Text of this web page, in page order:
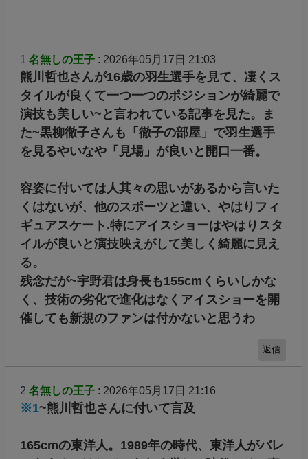
1 名無しの王子: 2026年05月17日 21:03
熊川哲也さんが16歳の羽生選手を見て、凄くス
タイルが良くて一つ一つのポジションが綺麗で
演技も美しい~と言われている記事を見た。ま
た~黒柳徹子さんも「徹子の部屋」で羽生選手
を見るやいなや「見場」が良いと開口一番。
容姿に付いては人其々の思いがあるから言いた
くはないが、他のスポーツと違い、やはりフィ
ギュアスケート.特にアイスショーはやはりスタ
イルが良いと演技映えがして美しく綺麗に見え
る。
残念だが~宇野君は身長も155cmくらいしかな
く、技術の劣化で進化はなくアイスショーを開
催しても新規のファンは付かないと思うわ
返信
2 名無しの王子: 2026年05月17日 21:16
※1~熊川哲也さんに付いて言及
165cmの東洋人。1989年の時代、東洋人がバレ